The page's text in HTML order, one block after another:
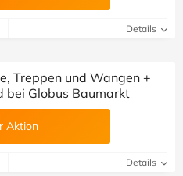
Details
Treppen und Wangen +
bei Globus Baumarkt
Aktion
Details